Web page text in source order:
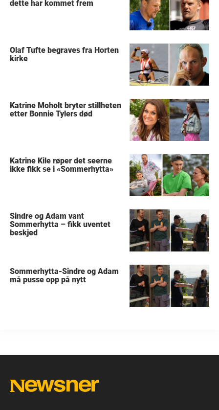
dette har kommet frem
Olaf Tufte begraves fra Horten
kirke
Katrine Moholt bryter stillheten
etter Bonnie Tylers død
Katrine Kile røper det seerne
ikke fikk se i «Sommerhytta»
Sindre og Adam vant
Sommerhytta – fikk uventet
beskjed
Sommerhytta-Sindre og Adam
må pusse opp på nytt